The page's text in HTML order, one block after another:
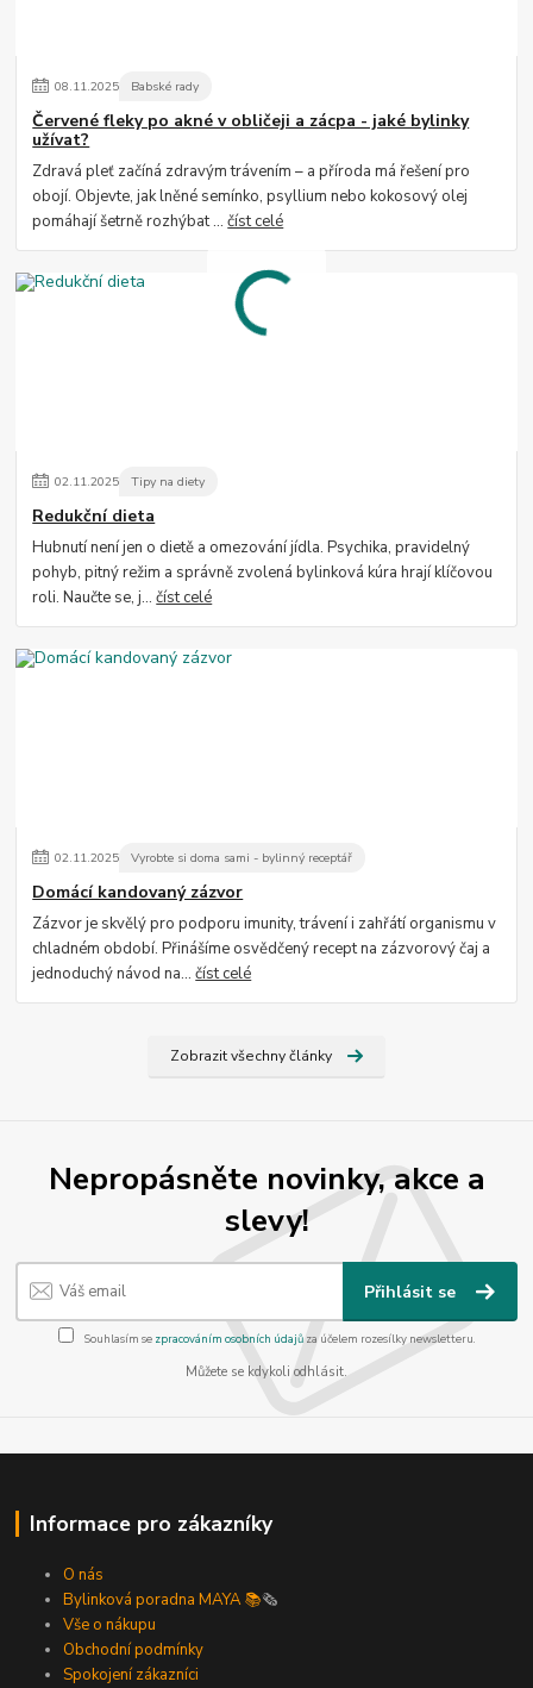
08.11.2025 Babské rady
Červené fleky po akné v obličeji a zácpa - jaké bylinky
užívat?
Zdravá pleť začíná zdravým trávením – a příroda má řešení pro
obojí. Objevte, jak lněné semínko, psyllium nebo kokosový olej
pomáhají šetrně rozhýbat ...číst celé
02.11.2025 Tipy na diety
Redukční dieta
Hubnutí není jen o dietě a omezování jídla. Psychika, pravidelný
pohyb, pitný režim a správně zvolená bylinková kúra hrají klíčovou
roli. Naučte se, j...číst celé
02.11.2025 Vyrobte si doma sami - bylinný receptář
Domácí kandovaný zázvor
Zázvor je skvělý pro podporu imunity, trávení i zahřátí organismu v
chladném období. Přinášíme osvědčený recept na zázvorový čaj a
jednoduchý návod na...číst celé
Zobrazit všechny články
Nepropásněte novinky, akce a
slevy!
Přihlásit se
Souhlasím se zpracováním osobních údajůza účelem rozesílky newsletteru.
Můžete se kdykoli odhlásit.
Informace pro zákazníky
O nás
Bylinková poradna MAYA 📚🗞️
Vše o nákupu
Obchodní podmínky
Spokojení zákazníci